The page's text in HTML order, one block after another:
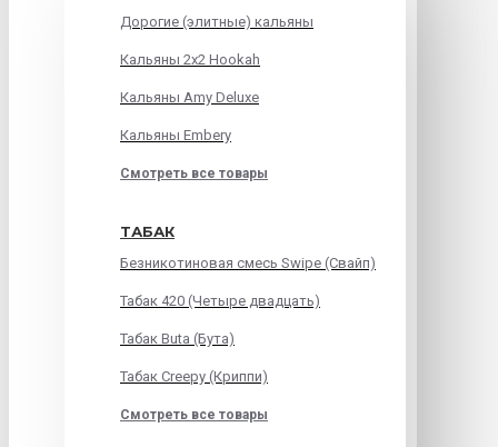
Дорогие (элитные) кальяны
Кальяны 2х2 Hookah
Кальяны Amy Deluxe
Кальяны Embery
Смотреть все товары
ТАБАК
Безникотиновая смесь Swipe (Свайп)
Табак 420 (Четыре двадцать)
Табак Buta (Бута)
Табак Creepy (Криппи)
Смотреть все товары